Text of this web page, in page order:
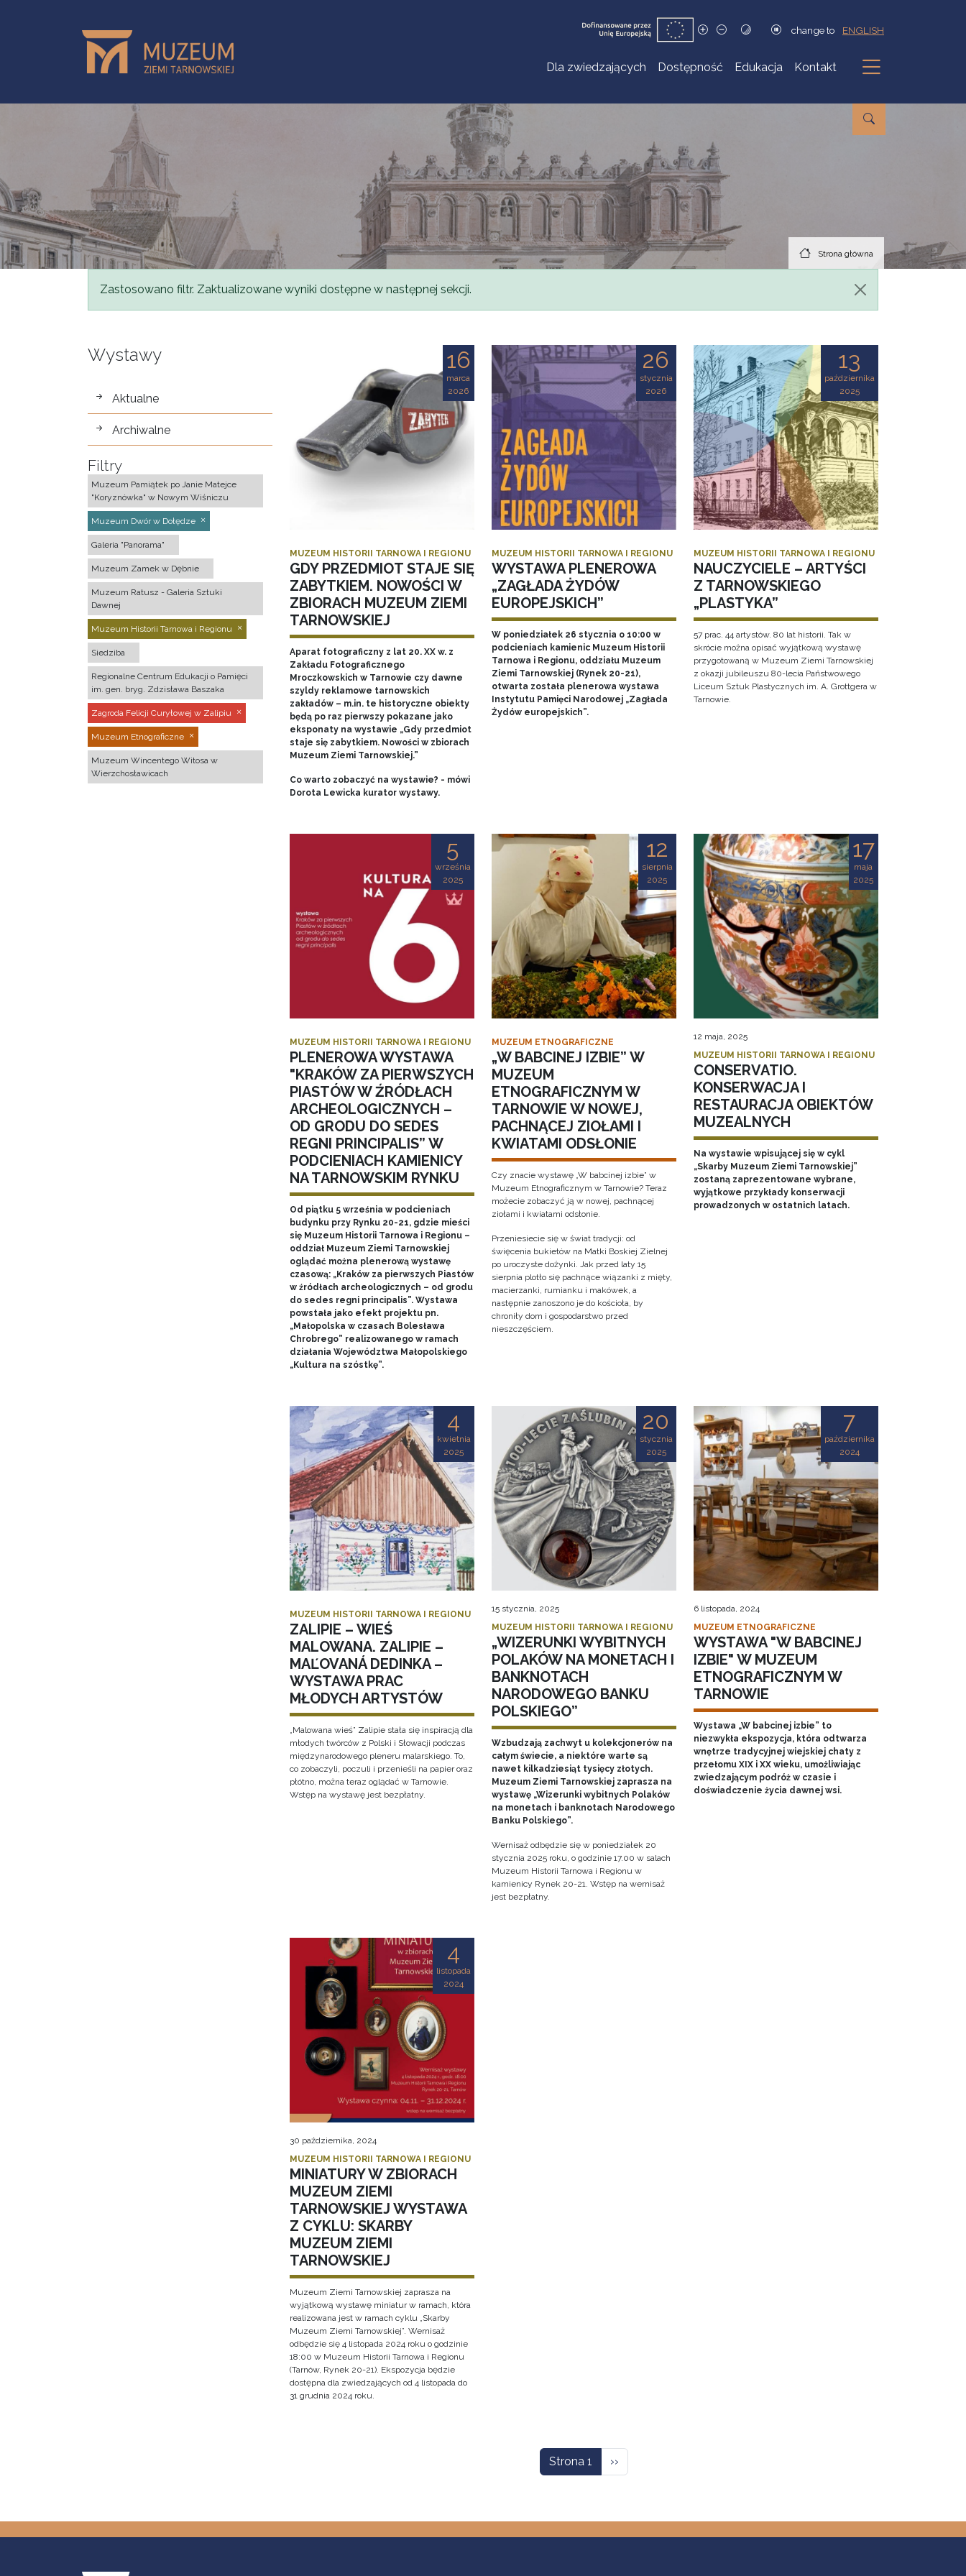
change to ENGLISH
Dla zwiedzających Dostępność Edukacja Kontakt
Podmenu
Strona główna
Komunikat
Zastosowano filtr. Zaktualizowane wyniki dostępne w następnej sekcji.
Wystawy
wystawy
Aktualne
Archiwalne
Filtry
Muzeum Pamiątek po Janie Matejce
"Koryznówka" w Nowym Wiśniczu
Muzeum Dwór w Dołędze
Galeria "Panorama"
Muzeum Zamek w Dębnie
Muzeum Ratusz - Galeria Sztuki
Dawnej
Muzeum Historii Tarnowa i Regionu
Siedziba
Regionalne Centrum Edukacji o Pamięci
im. gen. bryg. Zdzisława Baszaka
Zagroda Felicji Curyłowej w Zalipiu
Muzeum Etnograficzne
Muzeum Wincentego Witosa w
Wierzchosławicach
16
marca
2026
MUZEUM HISTORII TARNOWA I REGIONU
GDY PRZEDMIOT STAJE SIĘ
ZABYTKIEM. NOWOŚCI W
ZBIORACH MUZEUM ZIEMI
TARNOWSKIEJ
Aparat fotograficzny z lat 20. XX w. z
Zakładu Fotograficznego
Mroczkowskich w Tarnowie czy dawne
szyldy reklamowe tarnowskich
zakładów – m.in. te historyczne obiekty
będą po raz pierwszy pokazane jako
eksponaty na wystawie „Gdy przedmiot
staje się zabytkiem. Nowości w zbiorach
Muzeum Ziemi Tarnowskiej.”
Co warto zobaczyć na wystawie? - mówi
Dorota Lewicka kurator wystawy.
26
stycznia
2026
MUZEUM HISTORII TARNOWA I REGIONU
WYSTAWA PLENEROWA
„ZAGŁADA ŻYDÓW
EUROPEJSKICH”
W poniedziałek 26 stycznia o 10:00 w
podcieniach kamienic Muzeum Historii
Tarnowa i Regionu, oddziału Muzeum
Ziemi Tarnowskiej (Rynek 20-21),
otwarta została plenerowa wystawa
Instytutu Pamięci Narodowej „Zagłada
Żydów europejskich”.
13
października
2025
MUZEUM HISTORII TARNOWA I REGIONU
NAUCZYCIELE – ARTYŚCI
Z TARNOWSKIEGO
„PLASTYKA”
57 prac. 44 artystów. 80 lat historii. Tak w
skrócie można opisać wyjątkową wystawę
przygotowaną w Muzeum Ziemi Tarnowskiej
z okazji jubileuszu 80-lecia Państwowego
Liceum Sztuk Plastycznych im. A. Grottgera w
Tarnowie.
5
września
2025
MUZEUM HISTORII TARNOWA I REGIONU
PLENEROWA WYSTAWA
"KRAKÓW ZA PIERWSZYCH
PIASTÓW W ŹRÓDŁACH
ARCHEOLOGICZNYCH –
OD GRODU DO SEDES
REGNI PRINCIPALIS” W
PODCIENIACH KAMIENICY
NA TARNOWSKIM RYNKU
Od piątku 5 września w podcieniach
budynku przy Rynku 20-21, gdzie mieści
się Muzeum Historii Tarnowa i Regionu –
oddział Muzeum Ziemi Tarnowskiej
oglądać można plenerową wystawę
czasową: „Kraków za pierwszych Piastów
w źródłach archeologicznych – od grodu
do sedes regni principalis”. Wystawa
powstała jako efekt projektu pn.
„Małopolska w czasach Bolesława
Chrobrego” realizowanego w ramach
działania Województwa Małopolskiego
„Kultura na szóstkę”.
12
sierpnia
2025
MUZEUM ETNOGRAFICZNE
„W BABCINEJ IZBIE” W
MUZEUM
ETNOGRAFICZNYM W
TARNOWIE W NOWEJ,
PACHNĄCEJ ZIOŁAMI I
KWIATAMI ODSŁONIE
Czy znacie wystawę „W babcinej izbie” w
Muzeum Etnograficznym w Tarnowie? Teraz
możecie zobaczyć ją w nowej, pachnącej
ziołami i kwiatami odsłonie.
Przeniesiecie się w świat tradycji: od
święcenia bukietów na Matki Boskiej Zielnej
po uroczyste dożynki. Jak przed laty 15
sierpnia plotło się pachnące wiązanki z mięty,
macierzanki, rumianku i makówek, a
następnie zanoszono je do kościoła, by
chroniły dom i gospodarstwo przed
nieszczęściem.
17
maja
2025
12 maja, 2025
MUZEUM HISTORII TARNOWA I REGIONU
CONSERVATIO.
KONSERWACJA I
RESTAURACJA OBIEKTÓW
MUZEALNYCH
Na wystawie wpisującej się w cykl
„Skarby Muzeum Ziemi Tarnowskiej”
zostaną zaprezentowane wybrane,
wyjątkowe przykłady konserwacji
prowadzonych w ostatnich latach.
4
kwietnia
2025
MUZEUM HISTORII TARNOWA I REGIONU
ZALIPIE – WIEŚ
MALOWANA. ZALIPIE –
MAĽOVANÁ DEDINKA –
WYSTAWA PRAC
MŁODYCH ARTYSTÓW
„Malowana wieś” Zalipie stała się inspiracją dla
młodych twórców z Polski i Słowacji podczas
międzynarodowego pleneru malarskiego. To,
co zobaczyli, poczuli i przenieśli na papier oraz
płótno, można teraz oglądać w Tarnowie.
Wstęp na wystawę jest bezpłatny.
20
stycznia
2025
15 stycznia, 2025
MUZEUM HISTORII TARNOWA I REGIONU
„WIZERUNKI WYBITNYCH
POLAKÓW NA MONETACH I
BANKNOTACH
NARODOWEGO BANKU
POLSKIEGO”
Wzbudzają zachwyt u kolekcjonerów na
całym świecie, a niektóre warte są
nawet kilkadziesiąt tysięcy złotych.
Muzeum Ziemi Tarnowskiej zaprasza na
wystawę „Wizerunki wybitnych Polaków
na monetach i banknotach Narodowego
Banku Polskiego”.
Wernisaż odbędzie się w poniedziałek 20
stycznia 2025 roku, o godzinie 17.00 w salach
Muzeum Historii Tarnowa i Regionu w
kamienicy Rynek 20-21. Wstęp na wernisaż
jest bezpłatny.
7
października
2024
6 listopada, 2024
MUZEUM ETNOGRAFICZNE
WYSTAWA "W BABCINEJ
IZBIE" W MUZEUM
ETNOGRAFICZNYM W
TARNOWIE
Wystawa „W babcinej izbie” to
niezwykła ekspozycja, która odtwarza
wnętrze tradycyjnej wiejskiej chaty z
przełomu XIX i XX wieku, umożliwiając
zwiedzającym podróż w czasie i
doświadczenie życia dawnej wsi.
4
listopada
2024
30 października, 2024
MUZEUM HISTORII TARNOWA I REGIONU
MINIATURY W ZBIORACH
MUZEUM ZIEMI
TARNOWSKIEJ WYSTAWA
Z CYKLU: SKARBY
MUZEUM ZIEMI
TARNOWSKIEJ
Muzeum Ziemi Tarnowskiej zaprasza na
wyjątkową wystawę miniatur w ramach, która
realizowana jest w ramach cyklu „Skarby
Muzeum Ziemi Tarnowskiej”. Wernisaż
odbędzie się 4 listopada 2024 roku o godzinie
18:00 w Muzeum Historii Tarnowa i Regionu
(Tarnów, Rynek 20-21). Ekspozycja będzie
dostępna dla zwiedzających od 4 listopada do
31 grudnia 2024 roku.
Strona 1 Następna strona
››